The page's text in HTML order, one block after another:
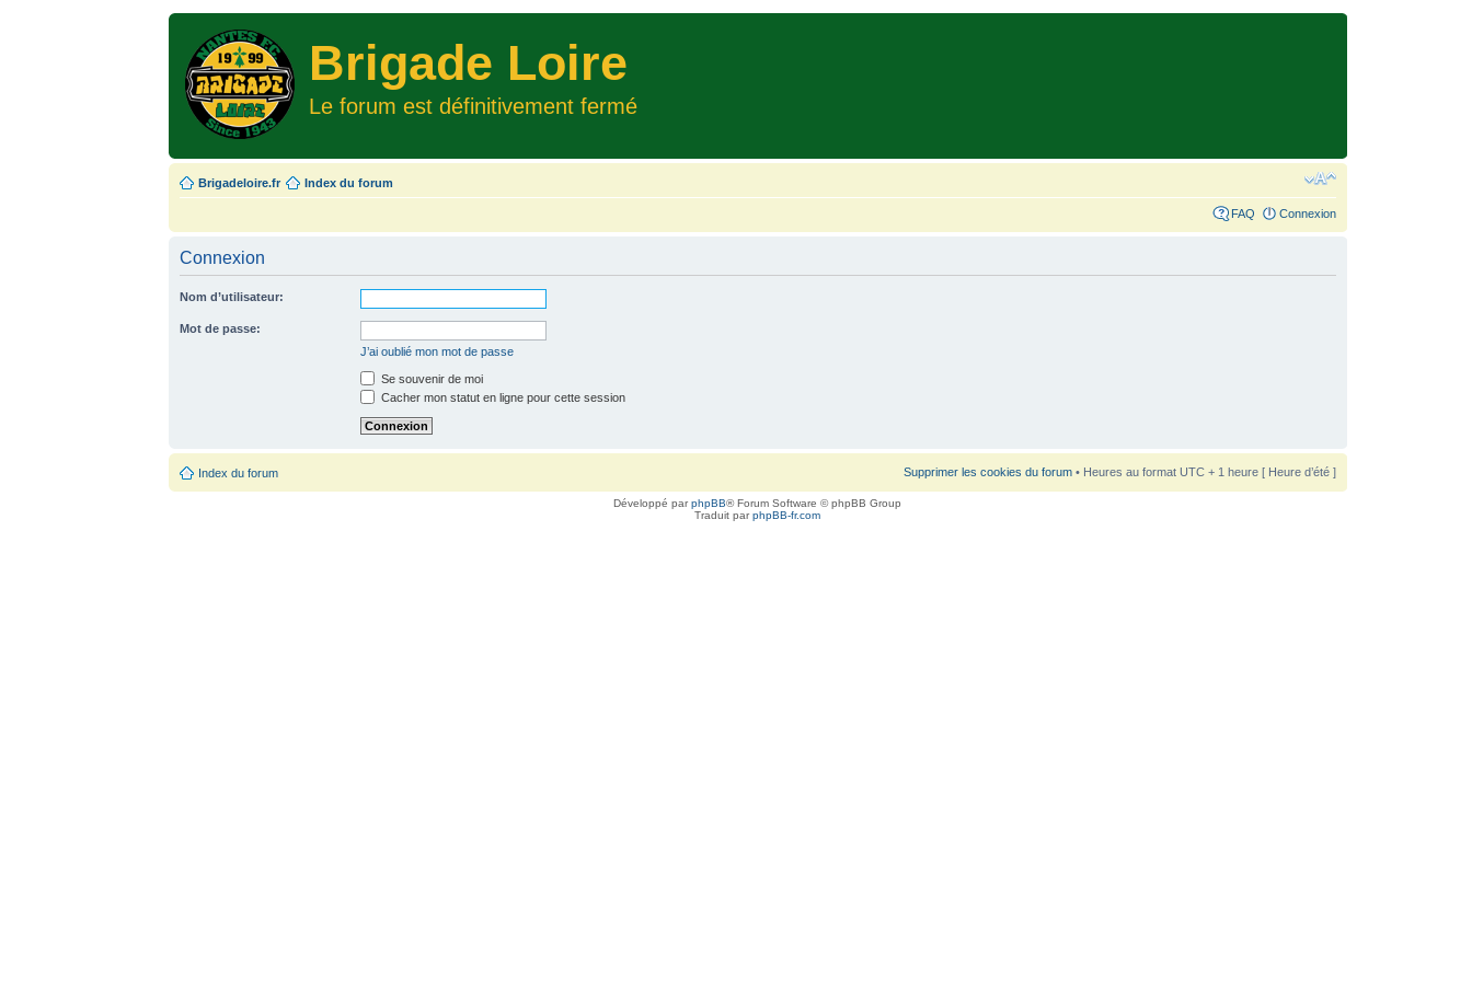
Brigade Loire
Le forum est définitivement fermé
Brigadeloire.fr Index du forum
FAQ Connexion
Connexion
Nom d’utilisateur:
Mot de passe:
J’ai oublié mon mot de passe
Se souvenir de moi
Cacher mon statut en ligne pour cette session
Index du forum Supprimer les cookies du forum• Heures au format UTC + 1 heure [ Heure d’été ]
Développé parphpBB® Forum Software © phpBB Group
Traduit parphpBB-fr.com